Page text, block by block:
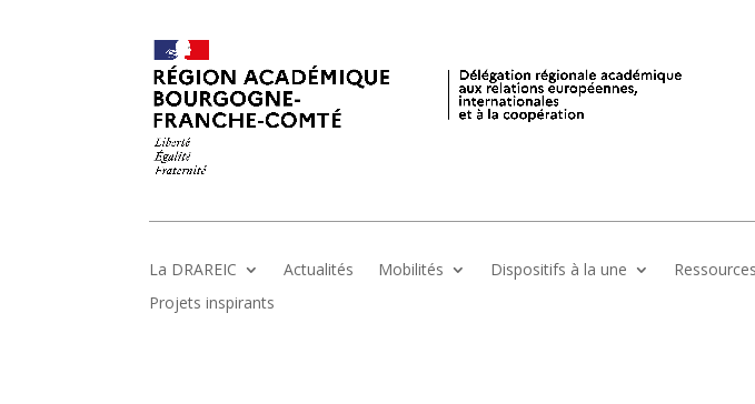
La DRAREIC Actualités Mobilités Dispositifs à la une
Projets inspirants